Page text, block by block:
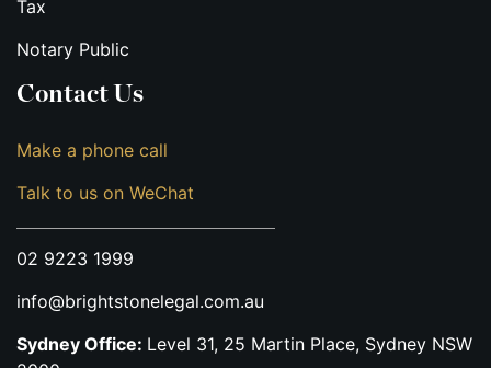
Tax
Notary Public
Contact Us
Make a phone call
Talk to us on WeChat
02 9223 1999
info@brightstonelegal.com.au
Sydney Office: Level 31, 25 Martin Place, Sydney NSW